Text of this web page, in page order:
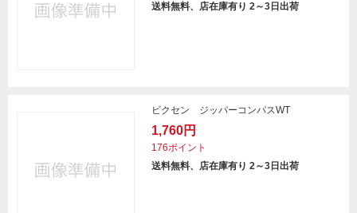
送料無料、店在庫有り 2～3日出荷
ビクセン ジッパーコンパスWT
1,760円
176ポイント
送料無料、店在庫有り 2～3日出荷